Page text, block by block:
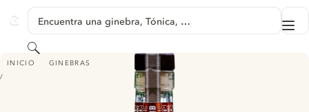
GINVENTORY
Encuentra una ginebra, Tónica, …
Buscar
INICIO GINEBRAS
BLAUM BROS OAK RESERVE GIN